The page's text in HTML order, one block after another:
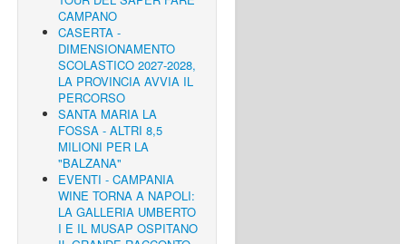
CAMPANO
CASERTA -
DIMENSIONAMENTO
SCOLASTICO 2027-2028,
LA PROVINCIA AVVIA IL
PERCORSO
SANTA MARIA LA
FOSSA - ALTRI 8,5
MILIONI PER LA
"BALZANA"
EVENTI - CAMPANIA
WINE TORNA A NAPOLI:
LA GALLERIA UMBERTO
I E IL MUSAP OSPITANO